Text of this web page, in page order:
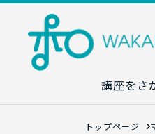
講座をさ
トップページ